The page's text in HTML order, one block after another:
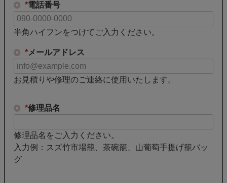
*電話番号
半角ハイフンをつけてご入力ください。
*メールアドレス
お見積りや修理のご連絡に使用いたします。
*修理品名
修理品名をご入力ください。
入力例：スズ竹市場籠、茶碗籠、山葡萄手提げ籠バッ
グ